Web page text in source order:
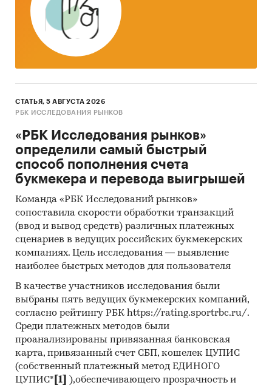
Тор-20 регионов РФ по темпу прироста к
аналогичному периоду предыдущего года.
Указаны регионы с максимальным и
минимальным приростом за аналогичный
2. Данные по потребительским ценам на
свинину (кроме бескостной) в разрезе
федеральных округов
Динамика цены в актуальном месяце по
федеральным округам, 2017-2025
Темпы прироста цены в актуальном месяце
аналогичному периоду предыдущего года
по федеральным округам, 2017-2025
Динамика средней цены по кварталам 2024-
2025 в разрезе федеральных округов
Динамика цены по месяцам 2025 года в
разрезе федеральных округов
Темпы прироста за месяц в 2025 году в
разрезе федеральных округов
3. Данные по регионам
каждого федерального округа
Розничная цена за последний доступный
месяц в динамике за 2003-2025, прирост за
СТАТЬЯ, 5 АВГУСТА 2026
РБК ИССЛЕДОВАНИЯ РЫНКОВ
«РБК Исследования рынков»
определили самый быстрый
способ пополнения счета
букмекера и перевода выигрышей
Команда «РБК Исследований рынков»
сопоставила скорости обработки транзакций
(ввод и вывод средств) различных платежных
сценариев в ведущих российских букмекерских
компаниях. Цель исследования — выявление
наиболее быстрых методов для пользователя
В качестве участников исследования были
выбраны пять ведущих букмекерских компаний,
согласно рейтингу РБК https://rating.sportrbc.ru/.
Среди платежных методов были
проанализированы привязанная банковская
карта, привязанный счет СБП, кошелек ЦУПИС
(собственный платежный метод ЕДИНОГО
ЦУПИС* [1]
),обеспечивающего прозрачность и